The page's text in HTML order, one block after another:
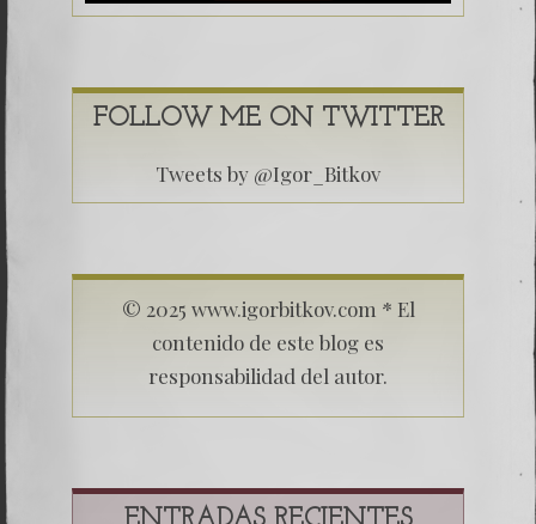
FOLLOW ME ON TWITTER
Tweets by @Igor_Bitkov
© 2025 www.igorbitkov.com * El
contenido de este blog es
responsabilidad del autor.